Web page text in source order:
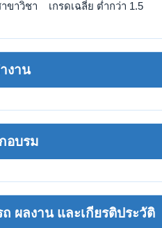
ขาวิชา เกรดเฉลี่ย ต่ำกว่า 1.5
งาน
อบรม
ผลงาน และเกียรติประวัติ